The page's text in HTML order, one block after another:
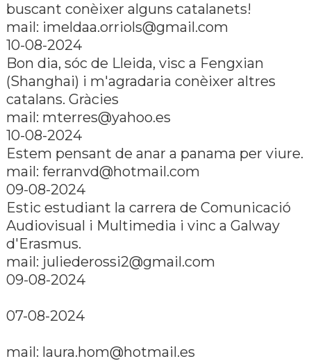
buscant conèixer alguns catalanets!
mail: imeldaa.orriols@gmail.com
10-08-2024
Bon dia, sóc de Lleida, visc a Fengxian
(Shanghai) i m'agradaria conèixer altres
catalans. Gràcies
mail: mterres@yahoo.es
10-08-2024
Estem pensant de anar a panama per viure.
mail: ferranvd@hotmail.com
09-08-2024
Estic estudiant la carrera de Comunicació
Audiovisual i Multimedia i vinc a Galway
d'Erasmus.
mail: juliederossi2@gmail.com
09-08-2024
07-08-2024
mail: laura.hom@hotmail.es